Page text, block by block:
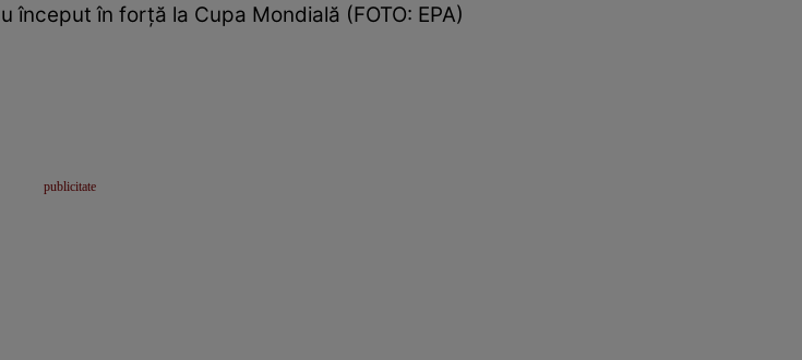
început în forță la Cupa Mondială (FOTO: EPA)